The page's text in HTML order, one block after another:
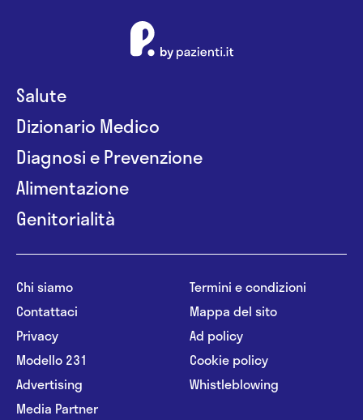
Salute
Dizionario Medico
Diagnosi e Prevenzione
Alimentazione
Genitorialità
Chi siamo
Contattaci
Privacy
Modello 231
Advertising
Media Partner
Termini e condizioni
Mappa del sito
Ad policy
Cookie policy
Whistleblowing